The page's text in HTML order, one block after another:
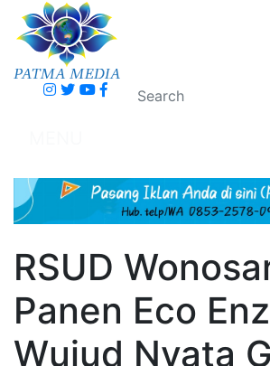
RSUD
Panen Eco
Wujud Nyata